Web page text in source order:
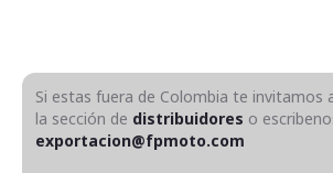
Si estas fuera de Colombia te invitamos
la sección de distribuidores o
exportacion@fpmoto.com